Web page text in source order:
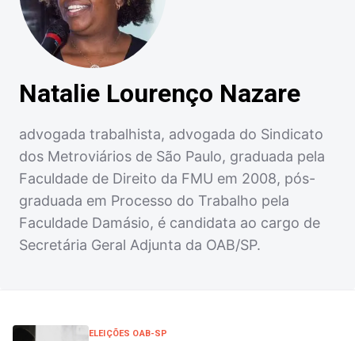
Natalie Lourenço Nazare
advogada trabalhista, advogada do Sindicato
dos Metroviários de São Paulo, graduada pela
Faculdade de Direito da FMU em 2008, pós-
graduada em Processo do Trabalho pela
Faculdade Damásio, é candidata ao cargo de
Secretária Geral Adjunta da OAB/SP.
ELEIÇÕES OAB-SP